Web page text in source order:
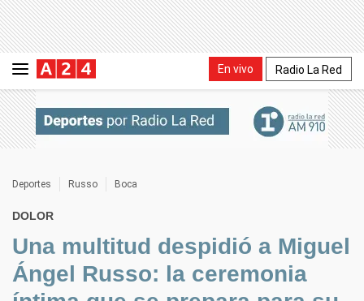
En vivo Radio La Red
Deportes Russo Boca
DOLOR
Una multitud despidió a Miguel
Ángel Russo: la ceremonia